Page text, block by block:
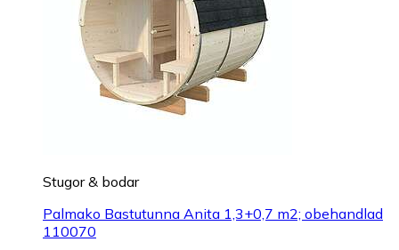
Stugor & bodar
Palmako Bastutunna Anita 1,3+0,7 m2; obehandlad
110070